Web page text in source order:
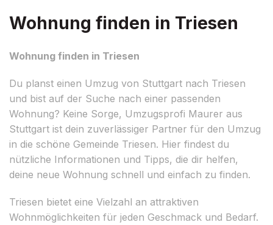
Wohnung finden in Triesen
Wohnung finden in Triesen
Du planst einen Umzug von Stuttgart nach Triesen
und bist auf der Suche nach einer passenden
Wohnung? Keine Sorge, Umzugsprofi Maurer aus
Stuttgart ist dein zuverlässiger Partner für den Umzug
in die schöne Gemeinde Triesen. Hier findest du
nützliche Informationen und Tipps, die dir helfen,
deine neue Wohnung schnell und einfach zu finden.
Triesen bietet eine Vielzahl an attraktiven
Wohnmöglichkeiten für jeden Geschmack und Bedarf.